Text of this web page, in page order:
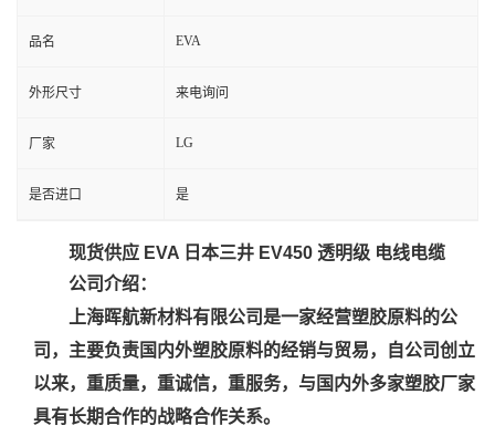
品名 EVA
外形尺寸 来电询问
厂家 LG
是否进口 是
现货供应 EVA 日本三井 EV450 透明级 电线电缆
公司介绍：
上海晖航新材料有限公司是一家经营塑胶原料的公
司，主要负责国内外塑胶原料的经销与贸易，自公司创立
以来，重质量，重诚信，重服务，与国内外多家塑胶厂家
具有长期合作的战略合作关系。